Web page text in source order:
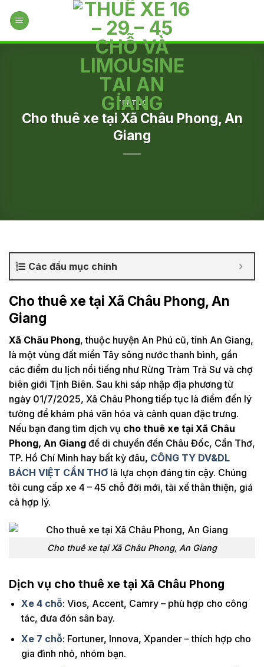
TIN TỨC
Cho thuê xe tại Xã Châu Phong, An
Giang
Các đầu mục chính
Cho thuê xe tại Xã Châu Phong, An
Giang
Xã Châu Phong, thuộc huyện An Phú cũ, tỉnh An Giang,
là một vùng đất miền Tây sông nước thanh bình, gần
các điểm du lịch nổi tiếng như Rừng Tràm Trà Sư và chợ
biên giới Tịnh Biên. Sau khi sáp nhập địa phương từ
ngày 01/7/2025, Xã Châu Phong tiếp tục là điểm đến lý
tưởng để khám phá văn hóa và cảnh quan đặc trưng.
Nếu bạn đang tìm dịch vụ cho thuê xe tại Xã Châu
Phong, An Giang để di chuyển đến Châu Đốc, Cần Thơ,
TP. Hồ Chí Minh hay bất kỳ đâu, CÔNG TY DV&DL
BÁCH VIỆT CẦN THƠ là lựa chọn đáng tin cậy. Chúng
tôi cung cấp xe 4 – 45 chỗ đời mới, tài xế thân thiện, giá
cả hợp lý.
Cho thuê xe tại Xã Châu Phong, An Giang
Dịch vụ cho thuê xe tại Xã Châu Phong
Xe 4 chỗ: Vios, Accent, Camry – phù hợp cho công
tác, đưa đón sân bay.
Xe 7 chỗ: Fortuner, Innova, Xpander – thích hợp cho
gia đình nhỏ, nhóm bạn.